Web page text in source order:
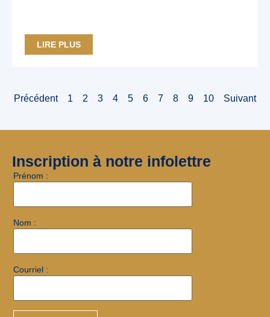
LIRE PLUS
Précédent 1 2 3 4 5 6 7 8 9 10 Suivant
Inscription à notre infolettre
Prénom :
Nom :
Courriel :